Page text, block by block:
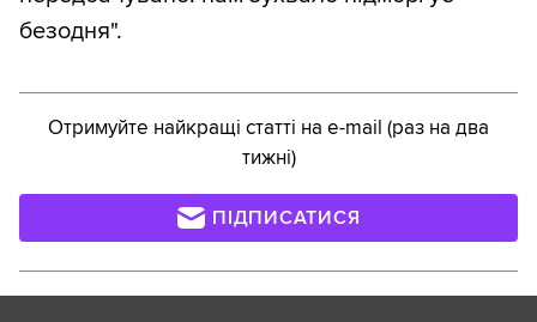
безодня".
Отримуйте найкращі статті на e-mail (раз на два
тижні)
ПІДПИСАТИСЯ